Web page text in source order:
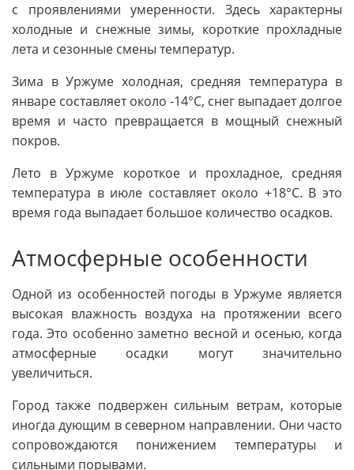
с проявлениями умеренности. Здесь характерны
холодные и снежные зимы, короткие прохладные
лета и сезонные смены температур.
Зима в Уржуме холодная, средняя температура в
январе составляет около -14°C, снег выпадает долгое
время и часто превращается в мощный снежный
покров.
Лето в Уржуме короткое и прохладное, средняя
температура в июле составляет около +18°C. В это
время года выпадает большое количество осадков.
Атмосферные особенности
Одной из особенностей погоды в Уржуме является
высокая влажность воздуха на протяжении всего
года. Это особенно заметно весной и осенью, когда
атмосферные осадки могут значительно
увеличиться.
Город также подвержен сильным ветрам, которые
иногда дующим в северном направлении. Они часто
сопровождаются понижением температуры и
сильными порывами.